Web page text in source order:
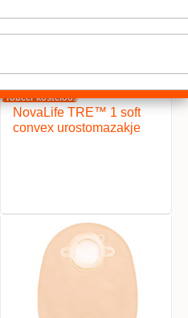
Probeer kosteloos
NovaLife TRE™ 1 soft
convex urostomazakje